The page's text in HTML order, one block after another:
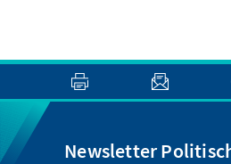
Newsletter